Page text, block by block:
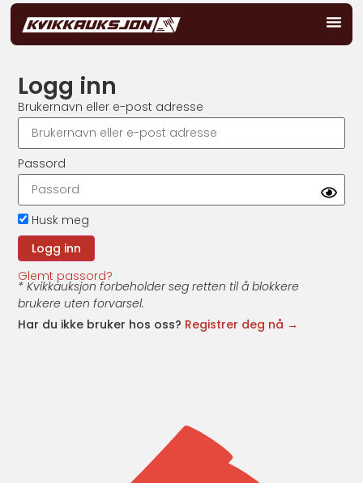
Logg inn
Brukernavn eller e-post adresse
Passord
Husk meg
Glemt passord?
* Kvikkauksjon forbeholder seg retten til å blokkere
brukere uten forvarsel.
Har du ikke bruker hos oss? Registrer deg nå →